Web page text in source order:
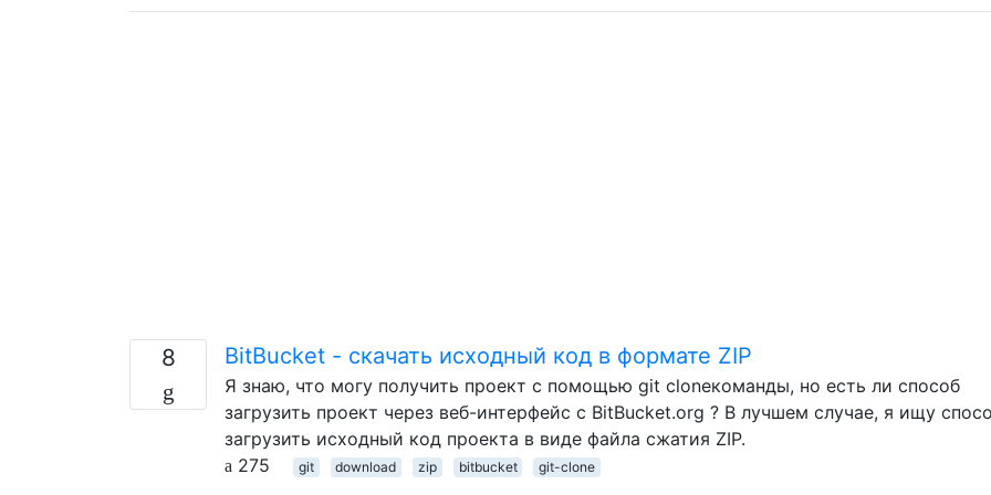
8 BitBucket - скачать исходный код в формате ZIP
Я знаю, что могу получить проект с помощью git cloneкоманды, но есть ли способ
загрузить проект через веб-интерфейс с BitBucket.org ? В лучшем случае, я ищу
загрузить исходный код проекта в виде файла сжатия ZIP.
275
git download zip bitbucket git-clone